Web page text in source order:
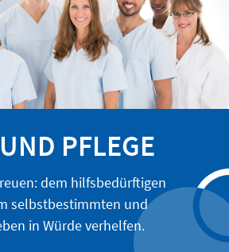
PFLEGE
dem hilfsbedürftigen
selbstbestimmten und
in Würde verhelfen.